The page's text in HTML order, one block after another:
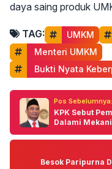
daya saing produk
TAG: UMKM
Menteri UMKM
Bukti Nyata
Pos Sebelumnya:
KPK Sebut
Dalami
Besok Paripurna